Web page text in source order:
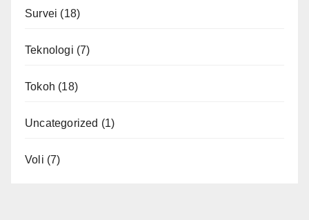
Survei (18)
Teknologi (7)
Tokoh (18)
Uncategorized (1)
Voli (7)